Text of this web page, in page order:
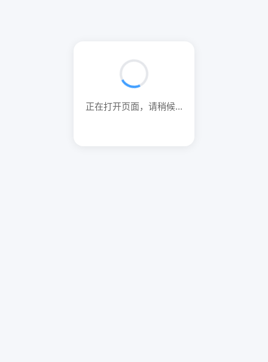
正在打开页面，请稍候...